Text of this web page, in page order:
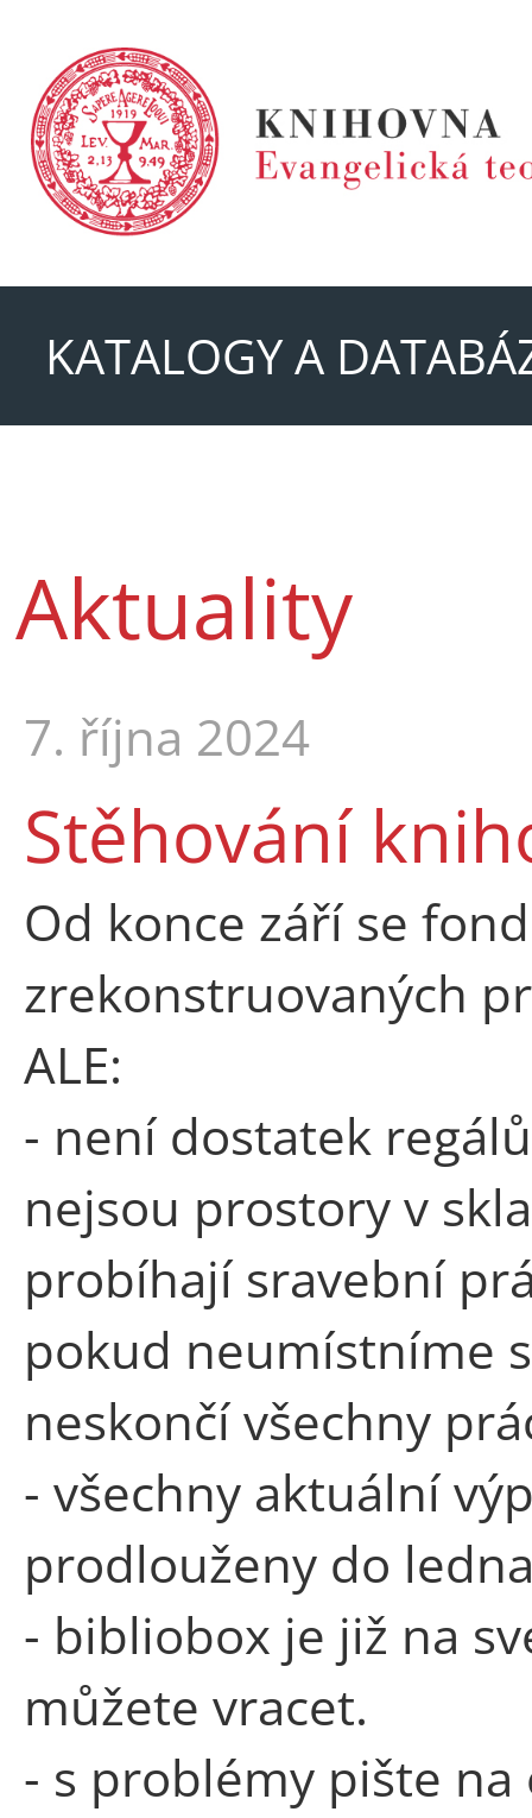
KATALOGY A
Aktuality
7. října 2024
Stěhování
Od konce září se
zrekonstruovaných
ALE:
- není dostatek
nejsou prostory v
probíhají sravební
pokud neumístníme
neskončí všechny
- všechny aktuální
prodlouženy do
- bibliobox je již na
můžete vracet.
- s problémy pište